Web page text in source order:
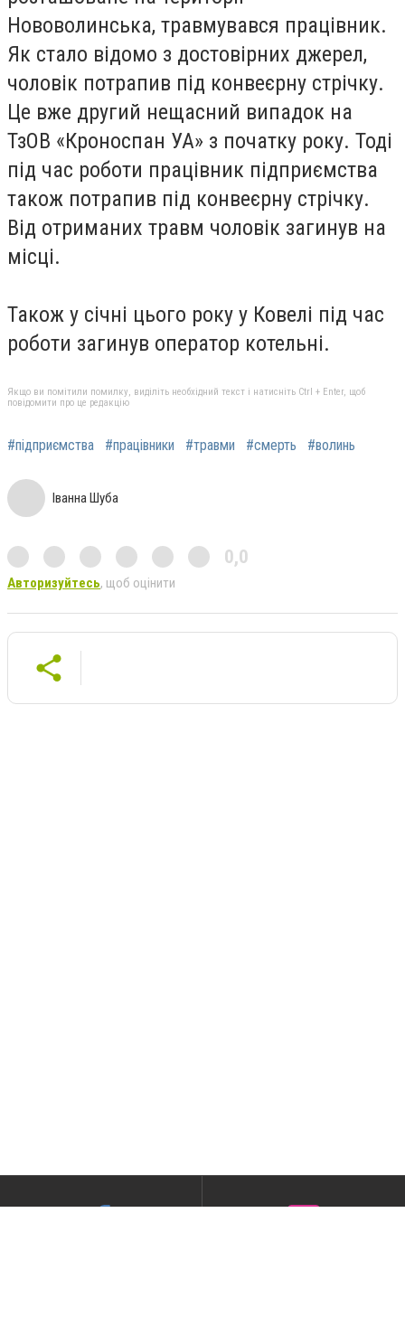
Нововолинська, травмувався працівник.
Як стало відомо з достовірних джерел,
чоловік потрапив під конвеєрну стрічку.
Це вже другий нещасний випадок на
ТзОВ «Кроноспан УА» з початку року. Тоді
під час роботи працівник підприємства
також потрапив під конвеєрну стрічку.
Від отриманих травм чоловік загинув на
місці.
Також у січні цього року у Ковелі під час
роботи загинув оператор котельні.
Якщо ви помітили помилку, виділіть необхідний текст і натисніть Ctrl + Enter, щоб
повідомити про це редакцію
#підприємства #працівники #травми #смерть #волинь
Іванна Шуба
0,0
Авторизуйтесь, щоб оцінити